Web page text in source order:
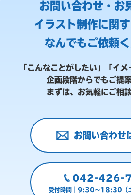
お問い合わせ・お
イラスト制作に関
なんでもご依頼く
「こんなことがしたい」「イメ
企画段階からでもご提
まずは、お気軽にご相
お問い合わせ
042-426-
受付時間｜9:30～18:30（土